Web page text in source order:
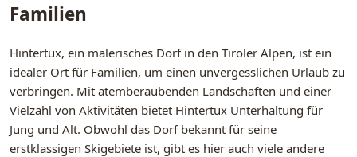
Familien
Hintertux, ein malerisches Dorf in den Tiroler Alpen, ist ein
idealer Ort für Familien, um einen unvergesslichen Urlaub zu
verbringen. Mit atemberaubenden Landschaften und einer
Vielzahl von Aktivitäten bietet Hintertux Unterhaltung für
Jung und Alt. Obwohl das Dorf bekannt für seine
erstklassigen Skigebiete ist, gibt es hier auch viele andere